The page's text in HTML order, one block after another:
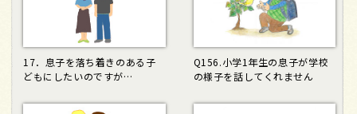
17．息子を落ち着きのある子
どもにしたいのですが…
Q156.小学1年生の息子が学校
の様子を話してくれません